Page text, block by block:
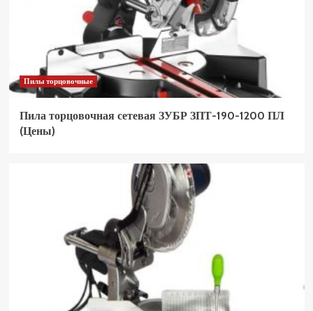
Пилы торцовочные
Пила торцовочная сетевая ЗУБР ЗПТ-190-1200 ПЛ
(Цены)